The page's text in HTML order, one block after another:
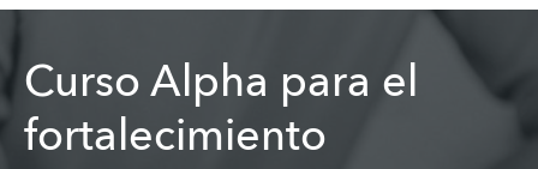
Curso Alpha para el
fortalecimiento